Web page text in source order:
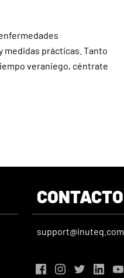
medidas prácticas. Tanto
veraniego, céntrate
CONTACTO
support@inuteq.com